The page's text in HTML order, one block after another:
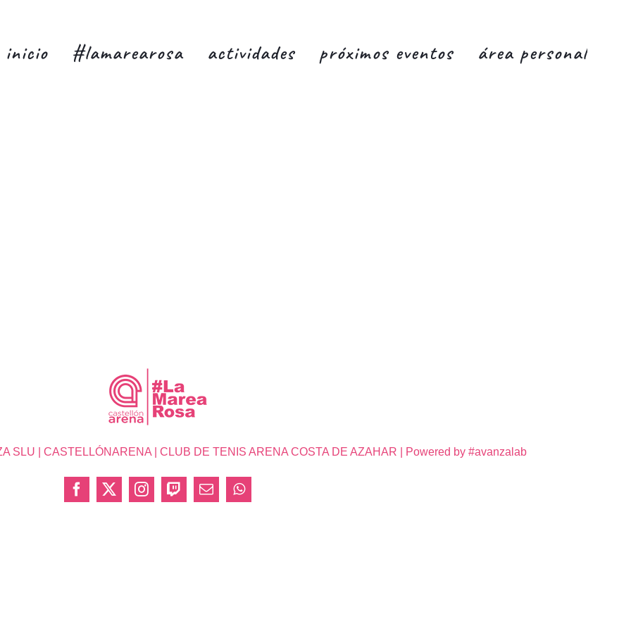
inicio #lamarearosa actividades próximos eventos área personal
| CASTELLÓNARENA | CLUB DE TENIS ARENA COSTA DE AZAHAR | Powered by #avanzalab
Facebook
X InstagramTwitchCorreoWhatsApp